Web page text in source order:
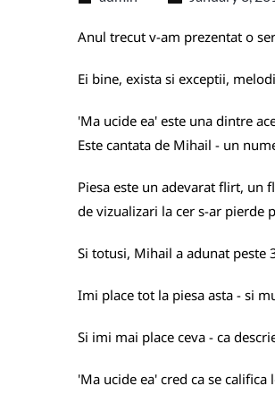
Anul trecut v-am prezentat o
Ei bine, exista si exceptii,
'Ma ucide ea' este una dintre
Este cantata de Mihail - un
Piesa este un adevarat flirt, un
de vizualizari la cer s-ar pierde
Si totusi, Mihail a adunat peste
Imi place tot la piesa asta - si
Si imi mai place ceva - ca
'Ma ucide ea' cred ca se